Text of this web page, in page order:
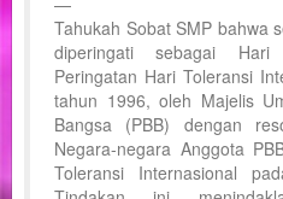
Tahukah Sobat SMP bahwa
diperingati sebagai Hari
Peringatan Hari Toleransi
tahun 1996, oleh Majelis
Bangsa (PBB) dengan
Negara-negara Anggota
Toleransi Internasional